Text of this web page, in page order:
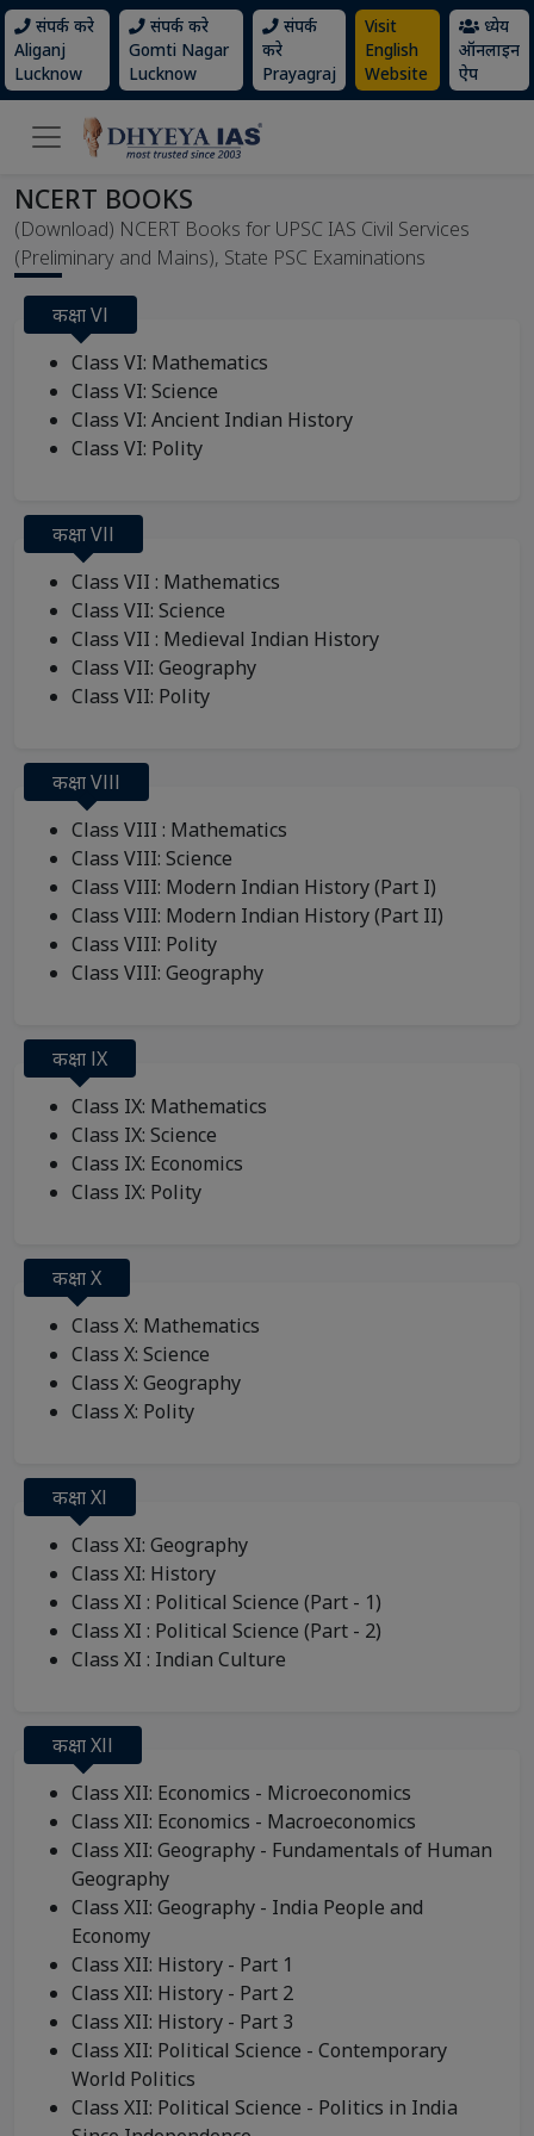
संपर्क करे
Aliganj
Lucknow
संपर्क करे
Gomti Nagar
Lucknow
संपर्क
करे
Prayagraj
Visit
English
Website
ध्येय
ऑनलाइन
ऐप
NCERT BOOKS
(Download) NCERT Books for UPSC IAS Civil Services
(Preliminary and Mains), State PSC Examinations
कक्षा Vl
Class VI: Mathematics
Class VI: Science
Class VI: Ancient Indian History
Class VI: Polity
कक्षा Vll
Class VII : Mathematics
Class VII: Science
Class VII : Medieval Indian History
Class VII: Geography
Class VII: Polity
कक्षा Vlll
Class VIII : Mathematics
Class VIII: Science
Class VIII: Modern Indian History (Part I)
Class VIII: Modern Indian History (Part II)
Class VIII: Polity
Class VIII: Geography
कक्षा lX
Class IX: Mathematics
Class IX: Science
Class IX: Economics
Class IX: Polity
कक्षा X
Class X: Mathematics
Class X: Science
Class X: Geography
Class X: Polity
कक्षा Xl
Class XI: Geography
Class XI: History
Class XI : Political Science (Part - 1)
Class XI : Political Science (Part - 2)
Class XI : Indian Culture
कक्षा Xll
Class XII: Economics - Microeconomics
Class XII: Economics - Macroeconomics
Class XII: Geography - Fundamentals of Human
Geography
Class XII: Geography - India People and
Economy
Class XII: History - Part 1
Class XII: History - Part 2
Class XII: History - Part 3
Class XII: Political Science - Contemporary
World Politics
Class XII: Political Science - Politics in India